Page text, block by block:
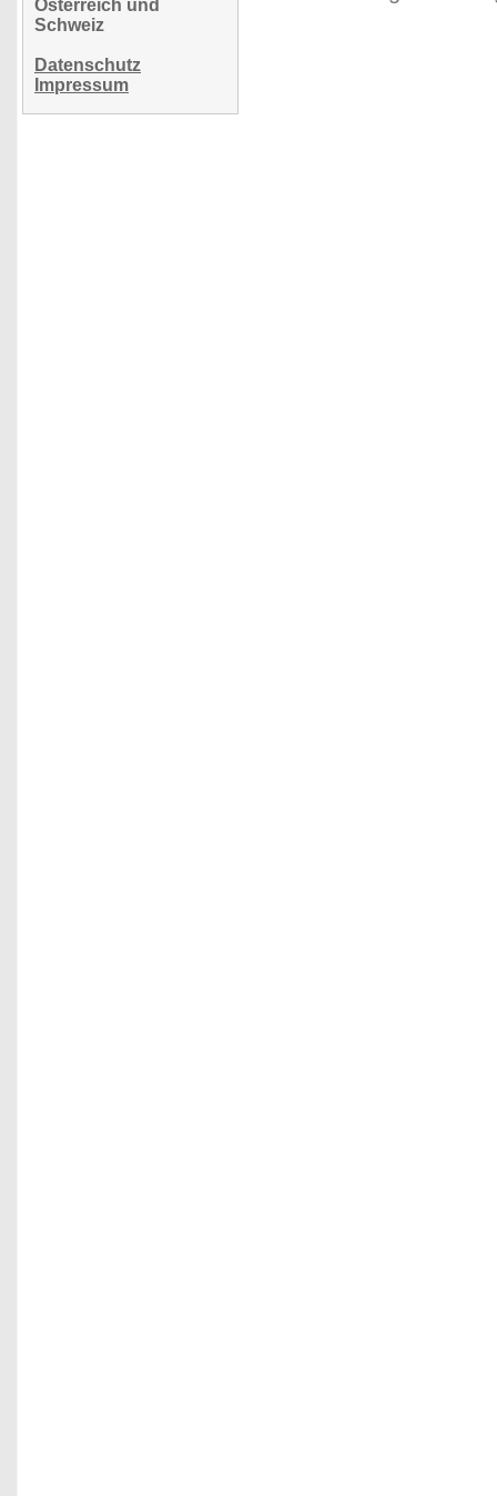
Österreich und
Schweiz
Datenschutz
Impressum